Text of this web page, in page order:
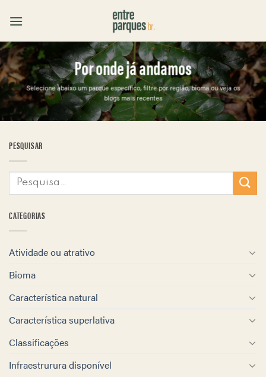
Por onde já andamos
Selecione abaixo um parque específico, filtre por região, bioma ou veja os
blogs mais recentes
PESQUISAR
CATEGORIAS
Atividade ou atrativo
Bioma
Característica natural
Característica superlativa
Classificações
Infraestrurura disponível